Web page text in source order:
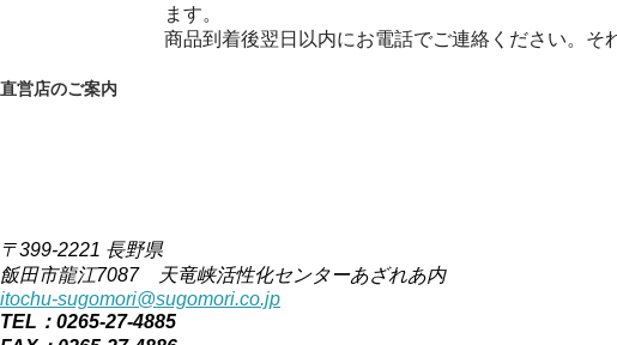
ます。
商品到着後翌日以内にお電話でご連絡ください。
直営店のご案内
〒399-2221 長野県
飯田市龍江7087 天竜峡活性化センターあざれあ内
itochu-sugomori@sugomori.co.jp
TEL：0265-27-4885